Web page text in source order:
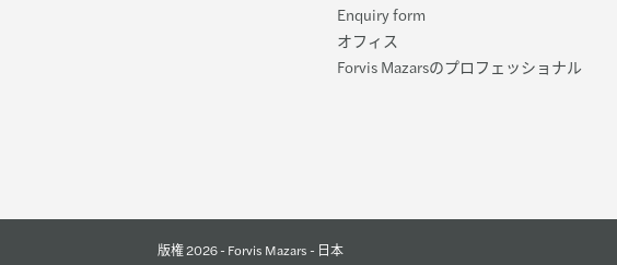
Enquiry form
オフィス
Forvis Mazarsのプロフェッショナル
版権 2026 - Forvis Mazars - 日本